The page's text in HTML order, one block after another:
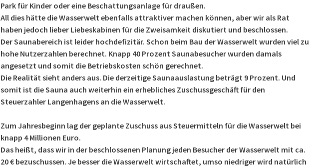
Park für Kinder oder eine Beschattungsanlage für draußen.
All dies hätte die Wasserwelt ebenfalls attraktiver machen können, aber wir als Rat
haben jedoch lieber Liebeskabinen für die Zweisamkeit diskutiert und beschlossen.
Der Saunabereich ist leider hochdefizitär. Schon beim Bau der Wasserwelt wurden viel zu
hohe Nutzerzahlen berechnet. Knapp 40 Prozent Saunabesucher wurden damals
angesetzt und somit die Betriebskosten schön gerechnet.
Die Realität sieht anders aus. Die derzeitige Saunaauslastung beträgt 9 Prozent. Und
somit ist die Sauna auch weiterhin ein erhebliches Zuschussgeschäft für den
Steuerzahler Langenhagens an die Wasserwelt.
Zum Jahresbeginn lag der geplante Zuschuss aus Steuermitteln für die Wasserwelt bei
knapp 4 Millionen Euro.
Das heißt, dass wir in der beschlossenen Planung jeden Besucher der Wasserwelt mit ca.
20 € bezuschussen. Je besser die Wasserwelt wirtschaftet, umso niedriger wird natürlich